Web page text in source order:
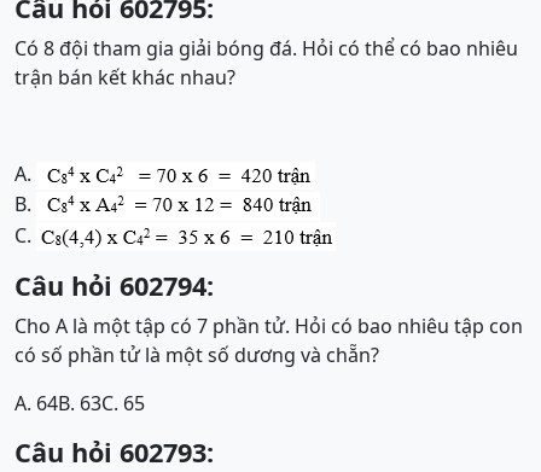
Câu hỏi 602795:
Có 8 đội tham gia giải bóng đá. Hỏi có thể có bao nhiêu
trận bán kết khác nhau?
A.
B.
C.
Câu hỏi 602794:
Cho A là một tập có 7 phần tử. Hỏi có bao nhiêu tập con
có số phần tử là một số dương và chẵn?
A. 64B. 63C. 65
Câu hỏi 602793: